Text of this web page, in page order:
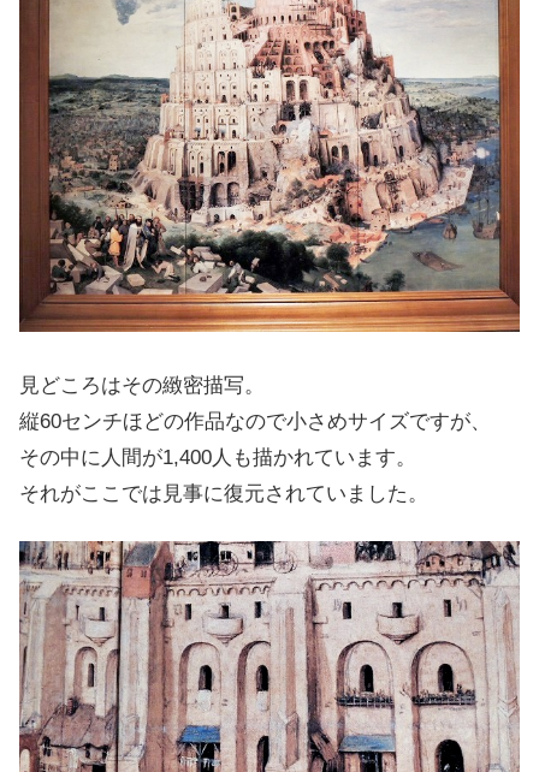
見どころはその緻密描写。
縦60センチほどの作品なので小さめサイズですが、
その中に人間が1,400人も描かれています。
それがここでは見事に復元されていました。